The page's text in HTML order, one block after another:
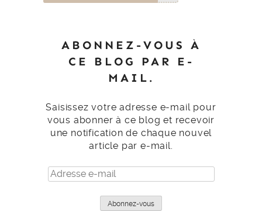
ABONNEZ-VOUS À
CE BLOG PAR E-
MAIL.
Saisissez votre adresse e-mail pour
vous abonner à ce blog et recevoir
une notification de chaque nouvel
article par e-mail.
Adresse
e-
Abonnez-vous